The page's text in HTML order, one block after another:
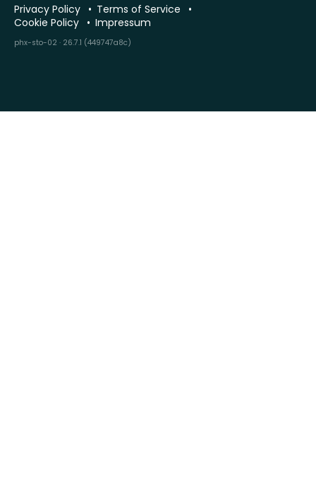
Privacy Policy
Terms of Service
Cookie Policy
Impressum
phx-sto-02 · 26.7.1 (449747a8c)